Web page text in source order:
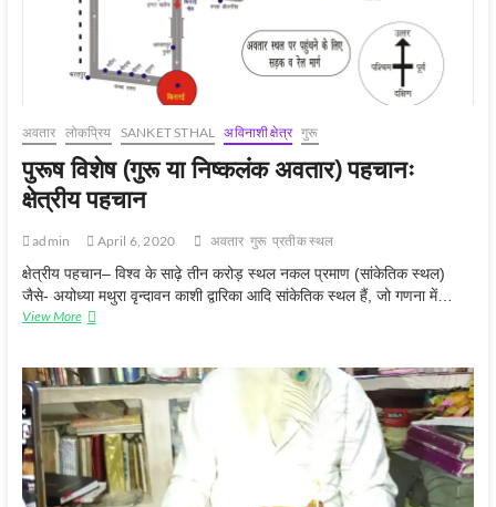
अवतार लोकप्रिय SANKET STHAL अविनाशी क्षेत्र गुरू
पुरूष विशेष (गुरू या निष्कलंक अवतार) पहचानः
क्षेत्रीय पहचान
admin April 6, 2020 अवतार गुरू प्रतीक स्‍थल
क्षेत्रीय पहचान– विश्व के साढ़े तीन करोड़ स्थल नकल प्रमाण (सांकेतिक स्थल)
जैसे- अयोध्या मथुरा वृन्दावन काशी द्वारिका आदि सांकेतिक स्थल हैं, जो गणना में…
View Moreपुरूष
या
निष्कलंक
अवतार)
पहचानः
क्षेत्रीय
पहचान